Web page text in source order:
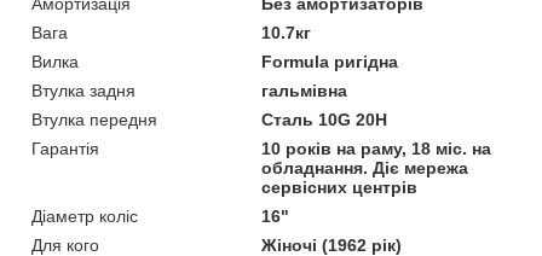
Вага
10.7кг
Вилка
Formula ригідна
Втулка задня
гальмівна
Втулка передня
Сталь 10G 20Н
Гарантія
10 років на раму, 18 міс. на
обладнання. Діє мережа
сервісних центрів
Діаметр коліс
16"
Для кого
Жіночі (1962 рік)